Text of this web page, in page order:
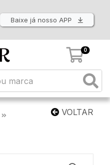
Baixe já nosso APP
0
VOLTAR